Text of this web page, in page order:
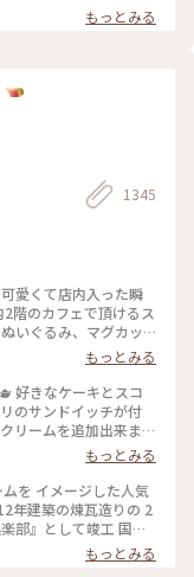
できたてきなな』。
、卵を一切使ってま
もっとみる
1345
愛くて店内入った瞬
階のカフェで頂けるス
いぐるみ、マグカッ
することが出来ます✨
トグリーンが 映えて
もっとみる
好きなケーキとスコ
のサンドイッチが付
リームを追加出来ます
をチョイス。 ケーキ
キです🍓 ウェッジウ
いです😳 ケーキも1ピ
コーンは温かく香り
イッチも黒胡椒が効
！ めちゃくちゃボリ
されていて最後まで
もっとみる
を イメージした人気
年建築の煉瓦造りの 2
部』として竣工 国の
まりスルーすること
頃にも関わらず空いて
もっとみる